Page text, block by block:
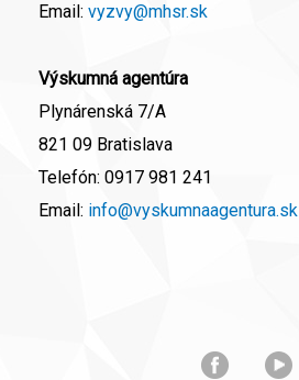
Email: vyzvy@mhsr.sk
Výskumná agentúra
Plynárenská 7/A
821 09 Bratislava
Telefón: 0917 981 241
Email: info@vyskumnaagentura.sk